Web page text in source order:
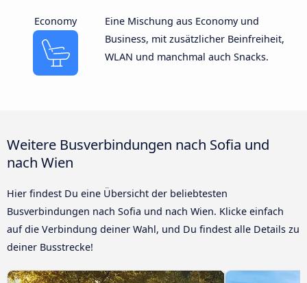
Economy
Eine Mischung aus Economy und
Business, mit zusätzlicher Beinfreiheit,
WLAN und manchmal auch Snacks.
Weitere Busverbindungen nach Sofia und
nach Wien
Hier findest Du eine Übersicht der beliebtesten
Busverbindungen nach Sofia und nach Wien. Klicke einfach
auf die Verbindung deiner Wahl, und Du findest alle Details zu
deiner Busstrecke!